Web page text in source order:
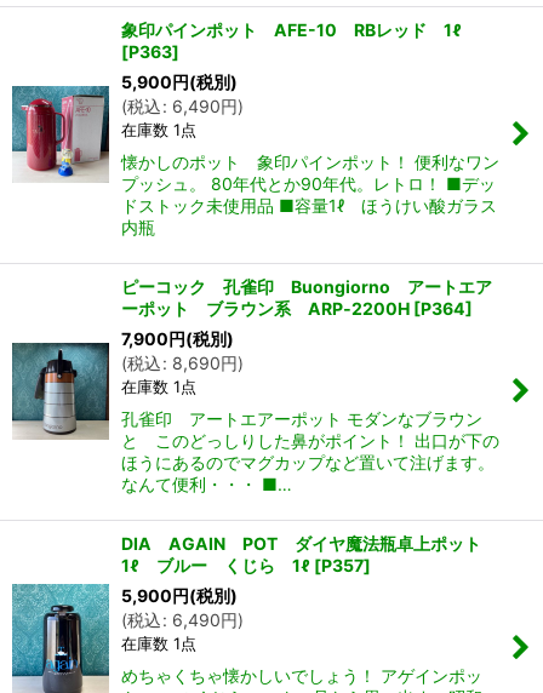
象印パインポット AFE-10 RBレッド 1ℓ
[P363]
5,900円(税別)
(税込: 6,490円)
在庫数 1点
懐かしのポット 象印パインポット！ 便利なワン
プッシュ。 80年代とか90年代。レトロ！ ■デッ
ドストック未使用品 ■容量1ℓ ほうけい酸ガラス
内瓶
ピーコック 孔雀印 Buongiorno アートエア
ーポット ブラウン系 ARP‐2200H [P364]
7,900円(税別)
(税込: 8,690円)
在庫数 1点
孔雀印 アートエアーポット モダンなブラウン
と このどっしりした鼻がポイント！ 出口が下の
ほうにあるのでマグカップなど置いて注げます。
なんて便利・・・ ■…
DIA AGAIN POT ダイヤ魔法瓶卓上ポット
1ℓ ブルー くじら 1ℓ [P357]
5,900円(税別)
(税込: 6,490円)
在庫数 1点
めちゃくちゃ懐かしいでしょう！ アゲインポッ